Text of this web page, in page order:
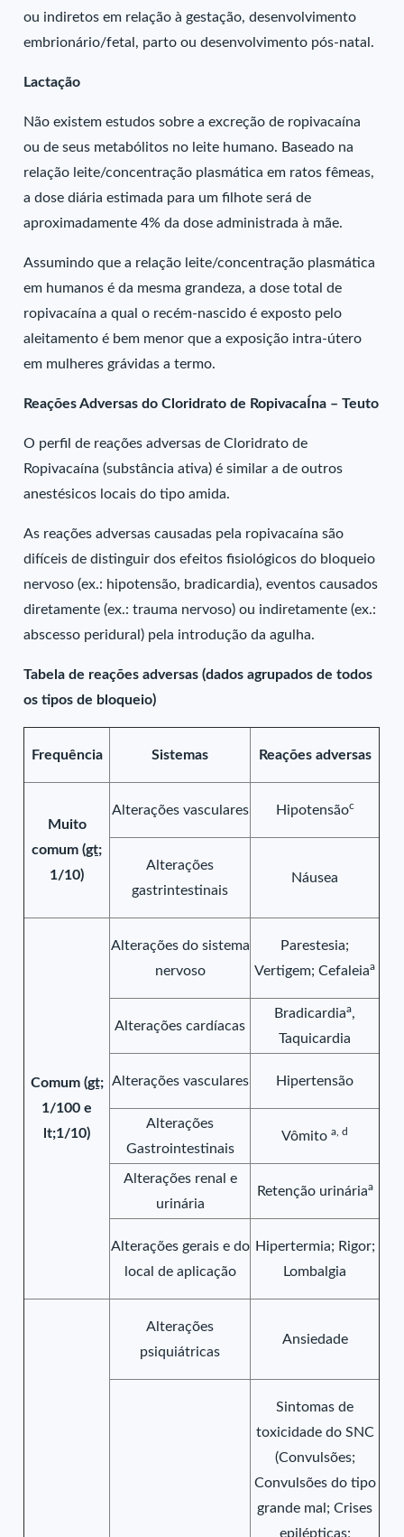
ou indiretos em relação à gestação, desenvolvimento
embrionário/fetal, parto ou desenvolvimento pós-natal.
Lactação
Não existem estudos sobre a excreção de ropivacaína
ou de seus metabólitos no leite humano. Baseado na
relação leite/concentração plasmática em ratos fêmeas,
a dose diária estimada para um filhote será de
aproximadamente 4% da dose administrada à mãe.
Assumindo que a relação leite/concentração plasmática
em humanos é da mesma grandeza, a dose total de
ropivacaína a qual o recém-nascido é exposto pelo
aleitamento é bem menor que a exposição intra-útero
em mulheres grávidas a termo.
Reações Adversas do Cloridrato de RopivacaÍna – Teuto
O perfil de reações adversas de Cloridrato de
Ropivacaína (substância ativa) é similar a de outros
anestésicos locais do tipo amida.
As reações adversas causadas pela ropivacaína são
difíceis de distinguir dos efeitos fisiológicos do bloqueio
nervoso (ex.: hipotensão, bradicardia), eventos causados
diretamente (ex.: trauma nervoso) ou indiretamente (ex.:
abscesso peridural) pela introdução da agulha.
Tabela de reações adversas (dados agrupados de todos
os tipos de bloqueio)
Frequência Sistemas Reações adversas
Muito
comum (gt;
1/10)
Alterações vasculares Hipotensãoc
Alterações
gastrintestinais
Náusea
Comum (gt;
1/100 e
lt;1/10)
Alterações do sistema
nervoso
Parestesia;
Vertigem; Cefaleiaa
Alterações cardíacas
Bradicardiaa,
Taquicardia
Alterações vasculares Hipertensão
Alterações
Gastrointestinais
Vômitoa, d
Alterações renal e
urinária
Retenção urináriaa
Alterações gerais e do
local de aplicação
Hipertermia; Rigor;
Lombalgia
Alterações
psiquiátricas
Ansiedade
Sintomas de
toxicidade do SNC
(Convulsões;
Convulsões do tipo
grande mal; Crises
epilépticas;